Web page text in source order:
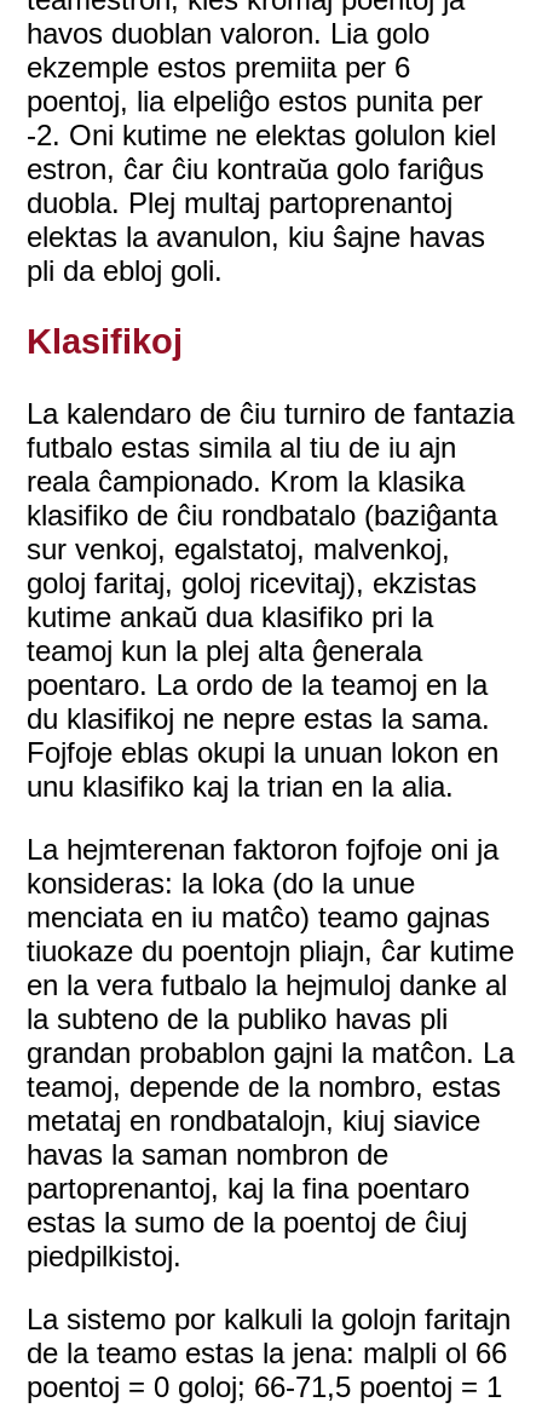
havos duoblan valoron. Lia golo
ekzemple estos premiita per 6
poentoj, lia elpeliĝo estos punita per
-2. Oni kutime ne elektas golulon kiel
estron, ĉar ĉiu kontraŭa golo fariĝus
duobla. Plej multaj partoprenantoj
elektas la avanulon, kiu ŝajne havas
pli da ebloj goli.
Klasifikoj
La kalendaro de ĉiu turniro de fantazia
futbalo estas simila al tiu de iu ajn
reala ĉampionado. Krom la klasika
klasifiko de ĉiu rondbatalo (baziĝanta
sur venkoj, egalstatoj, malvenkoj,
goloj faritaj, goloj ricevitaj), ekzistas
kutime ankaŭ dua klasifiko pri la
teamoj kun la plej alta ĝenerala
poentaro. La ordo de la teamoj en la
du klasifikoj ne nepre estas la sama.
Fojfoje eblas okupi la unuan lokon en
unu klasifiko kaj la trian en la alia.
La hejmterenan faktoron fojfoje oni ja
konsideras: la loka (do la unue
menciata en iu matĉo) teamo gajnas
tiuokaze du poentojn pliajn, ĉar kutime
en la vera futbalo la hejmuloj danke al
la subteno de la publiko havas pli
grandan probablon gajni la matĉon. La
teamoj, depende de la nombro, estas
metataj en rondbatalojn, kiuj siavice
havas la saman nombron de
partoprenantoj, kaj la fina poentaro
estas la sumo de la poentoj de ĉiuj
piedpilkistoj.
La sistemo por kalkuli la golojn faritajn
de la teamo estas la jena: malpli ol 66
poentoj = 0 goloj; 66-71,5 poentoj = 1